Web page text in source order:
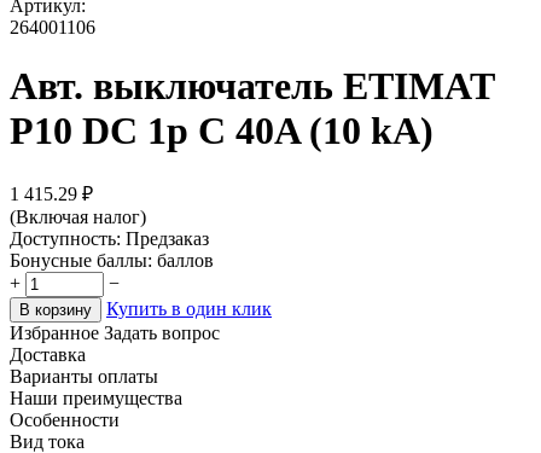
Артикул:
264001106
Авт. выключатель ETIMAT
P10 DC 1p C 40A (10 kA)
1 415.29 ₽
(Включая налог)
Доступность: Предзаказ
Бонусные баллы: баллов
+
−
В корзину
Купить в один клик
Избранное Задать вопрос
Доставка
Варианты оплаты
Наши преимущества
Особенности
Вид тока